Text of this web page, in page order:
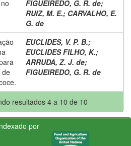
FIGUEIREDO, G. R. de;
RUIZ, M. E.; CARVALHO, E.
G. de
de
EUCLIDES, V. P. B.;
EUCLIDES FILHO, K.;
ARRUDA, Z. J. de;
FIGUEIREDO, G. R. de
resultados 4 a 10 de 10
por